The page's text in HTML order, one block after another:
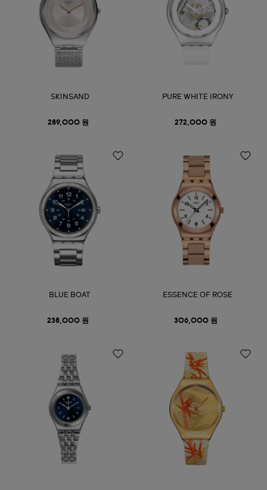
SKINSAND
289,000 원
PURE WHITE IRONY
272,000 원
BLUE BOAT
238,000 원
ESSENCE OF ROSE
306,000 원